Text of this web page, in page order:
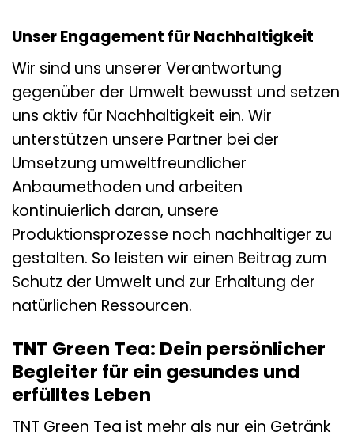
Unser Engagement für Nachhaltigkeit
Wir sind uns unserer Verantwortung
gegenüber der Umwelt bewusst und setzen
uns aktiv für Nachhaltigkeit ein. Wir
unterstützen unsere Partner bei der
Umsetzung umweltfreundlicher
Anbaumethoden und arbeiten
kontinuierlich daran, unsere
Produktionsprozesse noch nachhaltiger zu
gestalten. So leisten wir einen Beitrag zum
Schutz der Umwelt und zur Erhaltung der
natürlichen Ressourcen.
TNT Green Tea: Dein persönlicher
Begleiter für ein gesundes und
erfülltes Leben
TNT Green Tea ist mehr als nur ein Getränk